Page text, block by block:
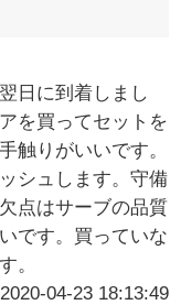
日に到着しまし
を買ってセットを
触りがいいです。
シュします。守備
点はサーブの品質
です。買っていな
。
2020-04-23 18:13:49